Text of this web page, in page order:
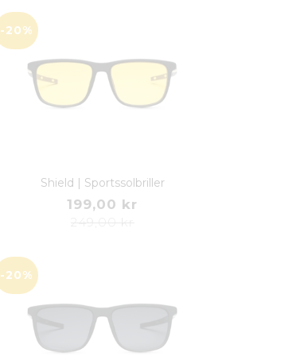
-20%
Shield | Sportssolbriller
199,00 kr
-20%